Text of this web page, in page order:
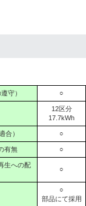
守） ○
12区分
17.7kWh
合） ○
有無 ○
生への配
○
○
部品にて採用